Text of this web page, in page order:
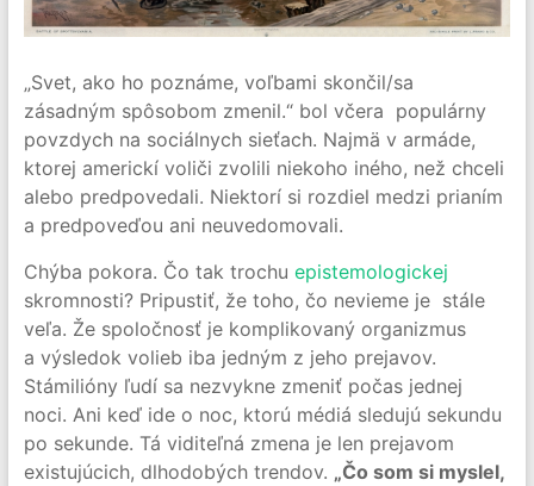
„Svet, ako ho poznáme, voľbami skončil/sa
zásadným spôsobom zmenil.“ bol včera populárny
povzdych na sociálnych sieťach. Najmä v armáde,
ktorej americkí voliči zvolili niekoho iného, než chceli
alebo predpovedali. Niektorí si rozdiel medzi prianím
a predpoveďou ani neuvedomovali.
Chýba pokora. Čo tak trochu epistemologickej
skromnosti? Pripustiť, že toho, čo nevieme je stále
veľa. Že spoločnosť je komplikovaný organizmus
a výsledok volieb iba jedným z jeho prejavov.
Stámilióny ľudí sa nezvykne zmeniť počas jednej
noci. Ani keď ide o noc, ktorú médiá sledujú sekundu
po sekunde. Tá viditeľná zmena je len prejavom
existujúcich, dlhodobých trendov. „Čo som si myslel,